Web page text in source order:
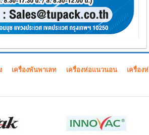
เครื่องพันพาเลท เครื่องห่อแนวนอน เครื่อง